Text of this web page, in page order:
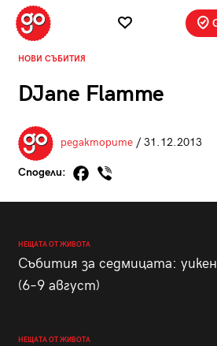
НОВИ СЪБИТИЯ
DJane Flamme
редакторите/ 31.12.2013
Сподели:
НЕЩАТА ОТ ЖИВОТА
Събития за седмицата:
(6–9 август)
НЕЩАТА ОТ ЖИВОТА